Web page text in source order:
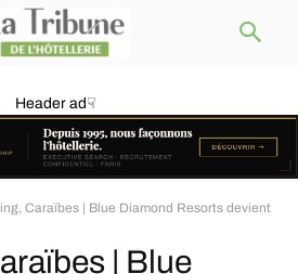
Header ad☟
Caraïbes | Blue Diamond Resorts devient
| Blue